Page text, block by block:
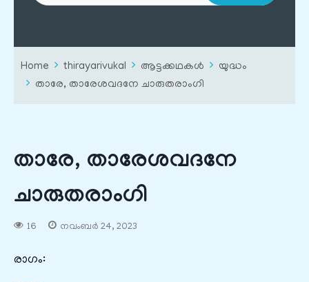
Home thirayarivukal ആട്ടക്കഥകൾ
യുദ്ധം
താരേ, താരേശവദനേ ചാരുതരാംഗി
താരേ, താരേശവദനേ
ചാരുതരാംഗി
16 നവംബർ 24, 2023
രാഗം: